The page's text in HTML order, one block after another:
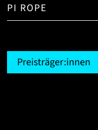
PI ROPE
Preisträger:innen